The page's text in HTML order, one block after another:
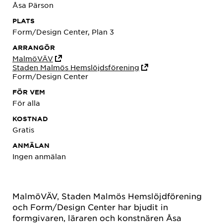
MalmöVÄV, Staden Malmös Hemslöjdförening
och Form/Design Center har bjudit in
formgivaren, läraren och konstnären Åsa
Åsa Pärson
PLATS
Form/Design Center, Plan 3
ARRANGÖR
MalmöVÄV
Staden Malmös Hemslöjdsförening
Form/Design Center
FÖR VEM
För alla
KOSTNAD
Gratis
ANMÄLAN
Ingen anmälan